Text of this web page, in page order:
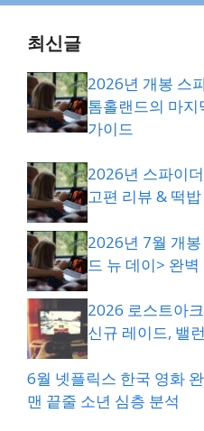
최신글
2026년 개봉 스
톰홀랜드의 마지
가이드
2026년 스파이
고편 리뷰 & 떡
2026년 7월 개
드 뉴 데이> 완
2026 로스트아
신규 레이드, 밸
6월 넷플릭스 한국 영화
맨 끝줄 소년 심층 분석